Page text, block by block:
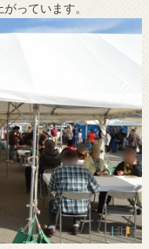
っています。